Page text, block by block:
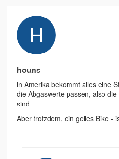
houns
in Amerika bekommt alles eine
die Abgaswerte passen, also
sind.
Aber trotzdem, ein geiles Bike -